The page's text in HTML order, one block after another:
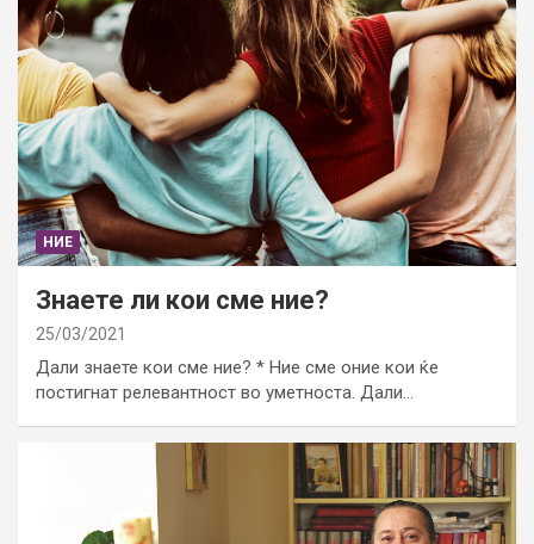
НИЕ
Знаете ли кои сме ние?
25/03/2021
Дали знаете кои сме ние? * Ние сме оние кои ќе
постигнат релевантност во уметноста. Дали…